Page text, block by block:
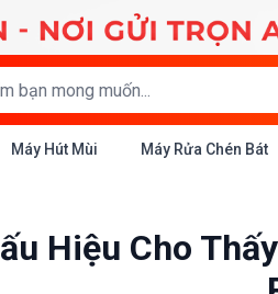
Máy Hút Mùi Máy Rửa Chén Bát
Hiệu Cho